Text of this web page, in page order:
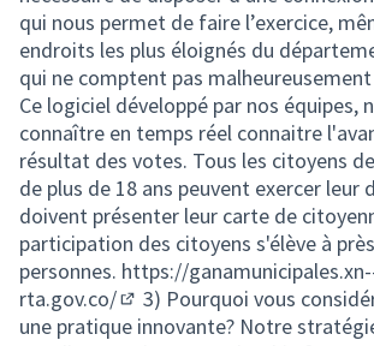
qui nous permet de faire l’exercice,
endroits les plus éloignés du
qui ne comptent pas malheureusement
Ce logiciel développé par nos équipes,
connaître en temps réel connaitre
résultat des votes. Tous les citoyens
de plus de 18 ans peuvent exercer leur
doivent présenter leur carte de
participation des citoyens s'élève à
personnes. https://
rta.gov.co/
(External link)
3) Pourquoi vous
une pratique innovante? Notre